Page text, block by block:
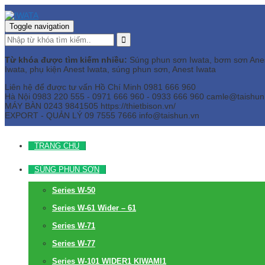
Toggle navigation
Từ khóa được tìm kiếm nhiều: Súng phun sơn Iwata, bơm sơn
Iwata, phụ kiện Anest Iwata, súng phun sơn, Anest Iwata
Liên hệ để được tư vấn Hồ Chí Minh 0981 666 960
Hà Nội 0983 220 555 - 0971 666 960 - 0933 666 960
MÁY BÀN 0243 9841505 https://thietbison.vn/
EXPORT - QUẢN LÝ 09 7555 7666 info@taishun.vn
TRANG CHỦ
SÚNG PHUN SƠN
Series W-50
Series W-61 Wider – 61
Series W-71
Series W-77
Series W-101 WIDER1 KIWAMI1